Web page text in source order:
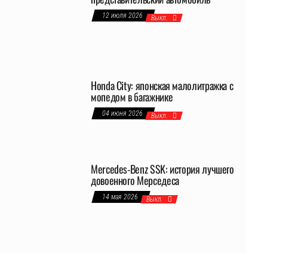
12 июля 2026 Выкл.
Honda City: японская малолитражка с
мопедом в багажнике
04 июня 2026 Выкл.
Mercedes-Benz SSK: история лучшего
довоенного Мерседеса
14 мая 2026 Выкл.